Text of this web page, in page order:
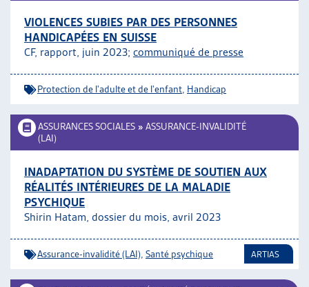
VIOLENCES SUBIES PAR DES PERSONNES
HANDICAPÉES EN SUISSE
CF, rapport, juin 2023; communiqué de presse
Protection de l'adulte et de l'enfant Handicap
ASSURANCES SOCIALES » ASSURANCE-INVALIDITÉ
(LAI)
INADAPTATION DU SYSTÈME DE SOUTIEN AUX
RÉALITÉS INTÉRIEURES DE LA MALADIE
PSYCHIQUE
Shirin Hatam, dossier du mois, avril 2023
Assurance-invalidité (LAI) Santé psychique ARTIAS